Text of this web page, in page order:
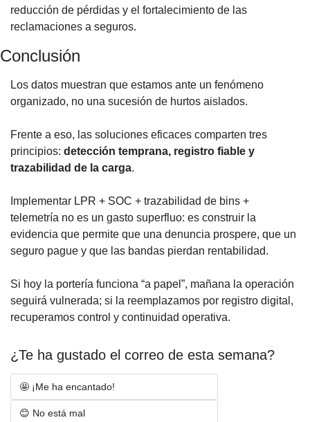
reducción de pérdidas y el fortalecimiento de las
reclamaciones a seguros.
Conclusión
Los datos muestran que estamos ante un fenómeno
organizado, no una sucesión de hurtos aislados.
Frente a eso, las soluciones eficaces comparten tres
principios: detección temprana, registro fiable y
trazabilidad de la carga.
Implementar LPR + SOC + trazabilidad de bins +
telemetría no es un gasto superfluo: es construir la
evidencia que permite que una denuncia prospere, que un
seguro pague y que las bandas pierdan rentabilidad.
Si hoy la portería funciona “a papel”, mañana la operación
seguirá vulnerada; si la reemplazamos por registro digital,
recuperamos control y continuidad operativa.
¿Te ha gustado el correo de esta semana?
🤩 ¡Me ha encantado!
😊 No está mal